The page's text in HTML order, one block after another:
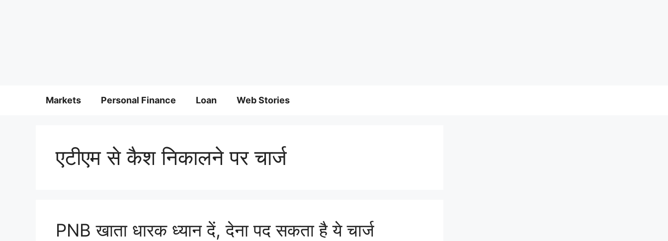
Markets Personal Finance Loan Web Stories
एटीएम से कैश निकालने पर चार्ज
PNB खाता धारक ध्यान दें, देना पद सकता है ये चार्ज